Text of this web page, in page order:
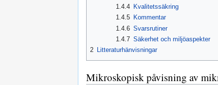
1.4.4 Kvalitetssäkring
1.4.5 Kommentar
1.4.6 Svarsrutiner
1.4.7 Säkerhet och miljöaspekter
2 Litteraturhänvisningar
Mikroskopisk påvisning av